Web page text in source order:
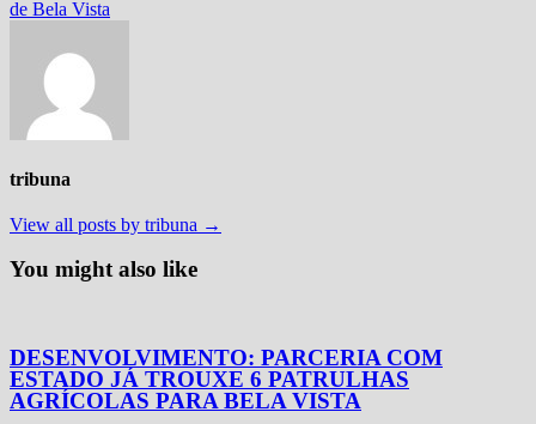
de Bela Vista
tribuna
View all posts by tribuna →
You might also like
DESENVOLVIMENTO: PARCERIA COM
ESTADO JÁ TROUXE 6 PATRULHAS
AGRÍCOLAS PARA BELA VISTA